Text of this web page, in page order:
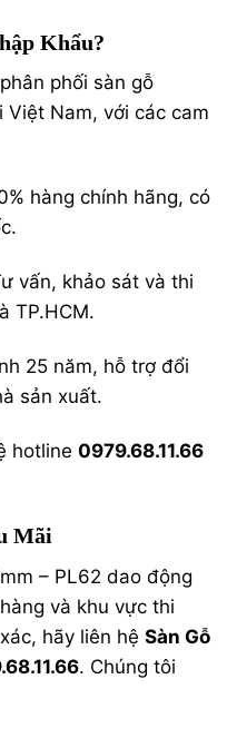
Khẩu?
phối sàn gỗ
Việt Nam, với các cam
hàng chính hãng, có
vấn, khảo sát và thi
TP.HCM.
25 năm, hỗ trợ đổi
sản xuất.
hotline0979.68.11.66
Mãi
– PL62 dao động
và khu vực thi
hãy liên hệ Sàn Gỗ
. Chúng tôi